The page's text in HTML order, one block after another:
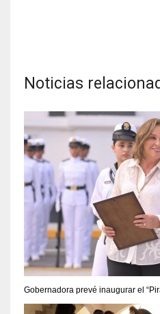
Noticias
Gobernadora prevé inaugurar el